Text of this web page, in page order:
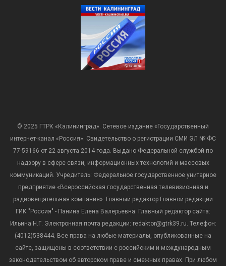
© 2025 ГТРК «Калининград». Сетевое издание «Государственный
интернет-канал «Россия». Свидетельство о регистрации СМИ ЭЛ № ФС
77-59166 от 22 августа 2014 года. Выдано Федеральной службой по
надзору в сфере связи, информационных технологий и массовых
коммуникаций. Учредитель: Федеральное государственное унитарное
предприятие «Всероссийская государственная телевизионная и
радиовещательная компания». Главный редактор Главной редакции
ГИК "Россия" - Панина Елена Валерьевна. Главный редактор сайта:
Ильина Н.Г. Электронная почта редакции: redaktor@gtrk39.ru. Телефон:
(4012)538444. Все права на любые материалы, опубликованные на
сайте, защищены в соответствии с российским и международным
законодательством об авторском праве и смежных правах. При любом